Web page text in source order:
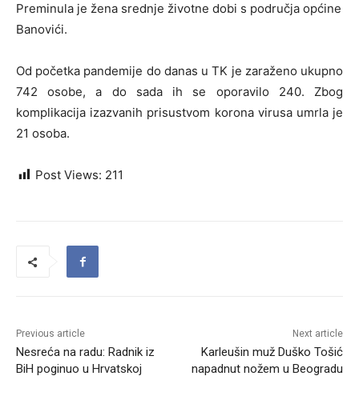
Preminula je žena srednje životne dobi s područja općine
Banovići.
Od početka pandemije do danas u TK je zaraženo ukupno
742 osobe, a do sada ih se oporavilo 240. Zbog
komplikacija izazvanih prisustvom korona virusa umrla je
21 osoba.
Post Views: 211
Previous article
Nesreća na radu: Radnik iz
BiH poginuo u Hrvatskoj
Next article
Karleušin muž Duško Tošić
napadnut nožem u Beogradu